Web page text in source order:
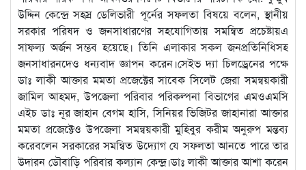
উদ্দিন কেন্দ্রে সহস্র ডেলিভারী পূর্নের সফলতা বিষয়ে বলেন, স্থানীয়
সরকার পরিষদ ও জনসাধারণের সহযোগিতায় সমন্বিত প্রচেষ্টায়এ
সাফল্য অর্জন সম্ভব হয়েছে। তিনি এলাকার সকল জনপ্রতিনিধিসহ
জনসাধারনদেও ধন্যবাদ জ্ঞাপন করেন।সেইভ দ্যা চিলড্রেনের পক্ষে
ডাঃ লাকী আক্তার মমতা প্রজেক্টের সাবেক সিলেট জেরা সমন্বয়কারী
জামিল আহমদ, উপজেলা পরিবার পরিকল্পনা বিভাগের এমওএমসি
এইচ ডাঃ নূর জাহান বেগম হাসি, সিনিয়র ভিজিটর জাহানারা আক্তার
মমতা প্রজেক্টেও উপজেলা সমন্বয়কারী মুহিবুর করীম অনুরুপ মন্তব্য
করেবলেন সরকারের সমন্বিত উদ্যোগ যে সফলতা আনতে পারে তার
উদারন ডৌবাড়ি পরিবার কল্যান কেন্দ্র।ডাঃ লাকী আক্তার আশা করেন